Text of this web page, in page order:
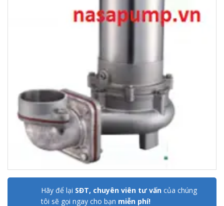
Hãy để lại SĐT, chuyên viên tư vấn của chúng
tôi sẽ gọi ngay cho bạn miễn phí!